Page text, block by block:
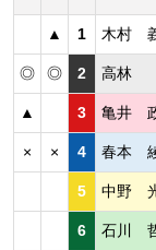
▲ 1 木村
◎ ◎ 2 高林
▲ 3 亀井
× × 4 春本
5 中野
6 石川